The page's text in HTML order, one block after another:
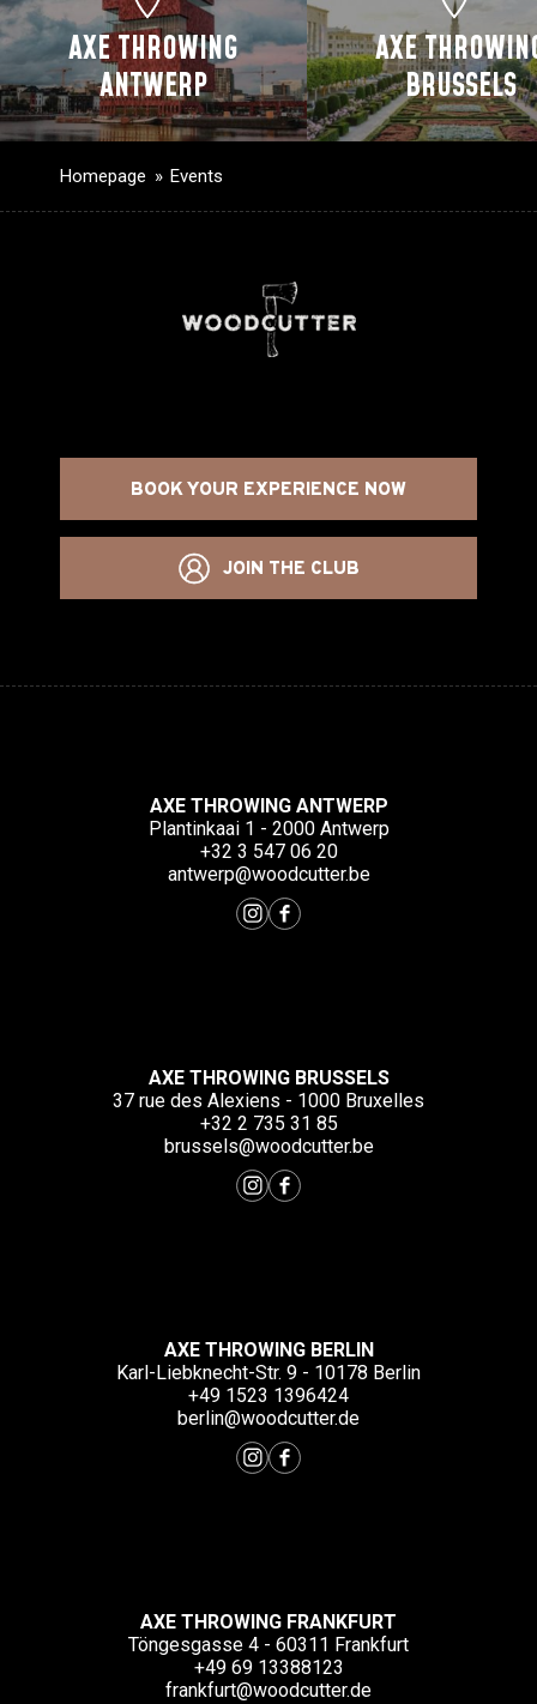
AXE THROWING
ANTWERP
AXE
BRUSSELS
Homepage Events
BOOK YOUR EXPERIENCE NOW
JOIN THE CLUB
AXE THROWING ANTWERP
Plantinkaai 1 - 2000 Antwerp
+32 3 547 06 20
antwerp@woodcutter.be
AXE THROWING BRUSSELS
37 rue des Alexiens - 1000 Bruxelles
+32 2 735 31 85
brussels@woodcutter.be
AXE THROWING BERLIN
Karl-Liebknecht-Str. 9 - 10178 Berlin
+49 1523 1396424
berlin@woodcutter.de
AXE THROWING FRANKFURT
Töngesgasse 4 - 60311 Frankfurt
+49 69 13388123
frankfurt@woodcutter.de